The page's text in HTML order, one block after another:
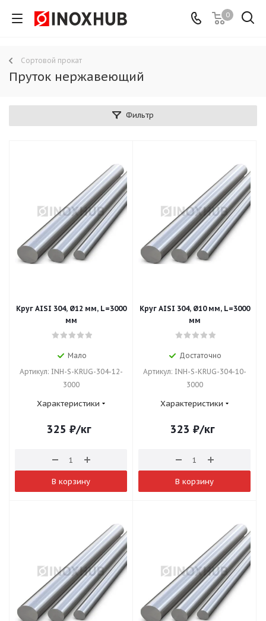
0
Сортовой прокат
Пруток нержавеющий
Фильтр
Круг AISI 304, Ø12 мм, L=3000
мм
Мало
Артикул: INH-S-KRUG-304-12-
3000
Характеристики
325 ₽/кг
В корзину
Круг AISI 304, Ø10 мм, L=3000
мм
Достаточно
Артикул: INH-S-KRUG-304-10-
3000
Характеристики
323 ₽/кг
В корзину